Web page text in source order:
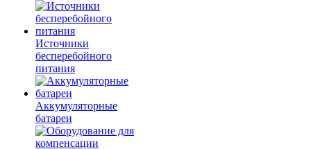
Источники
бесперебойного
питания
Аккумуляторные
батареи